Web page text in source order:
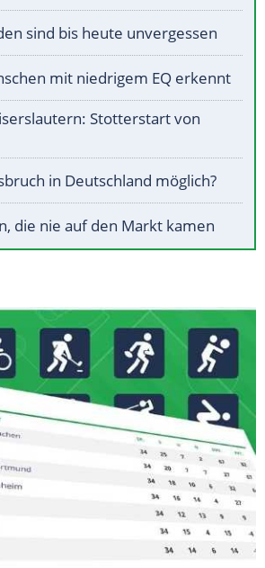
sind bis heute unvergessen
mit niedrigem EQ erkennt
Stotterstart von
in Deutschland möglich?
die nie auf den Markt kamen